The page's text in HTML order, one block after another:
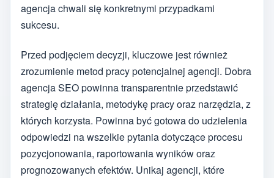
agencja chwali się konkretnymi przypadkami
sukcesu.
Przed podjęciem decyzji, kluczowe jest również
zrozumienie metod pracy potencjalnej agencji. Dobra
agencja SEO powinna transparentnie przedstawić
strategię działania, metodykę pracy oraz narzędzia, z
których korzysta. Powinna być gotowa do udzielenia
odpowiedzi na wszelkie pytania dotyczące procesu
pozycjonowania, raportowania wyników oraz
prognozowanych efektów. Unikaj agencji, które